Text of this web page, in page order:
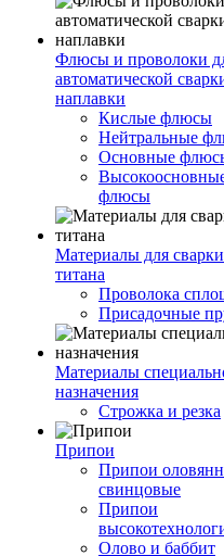
Флюсы и проволоки
автоматической
наплавки
Кислые флюсы
Нейтральные
Основные
флюсы
Материалы для сварки
титана
Проволока
Присадочные
Материалы
назначения
Строжка и резка
Припои
Припои
свинцовые
Припои
Олово и баббит